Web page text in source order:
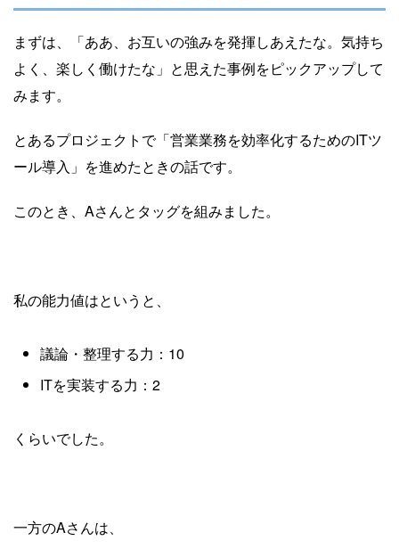
まずは、「ああ、お互いの強みを発揮しあえたな。気持ち
よく、楽しく働けたな」と思えた事例をピックアップして
みます。
とあるプロジェクトで「営業業務を効率化するためのITツ
ール導入」を進めたときの話です。
このとき、Aさんとタッグを組みました。
私の能力値はというと、
議論・整理する力：10
ITを実装する力：2
くらいでした。
一方のAさんは、